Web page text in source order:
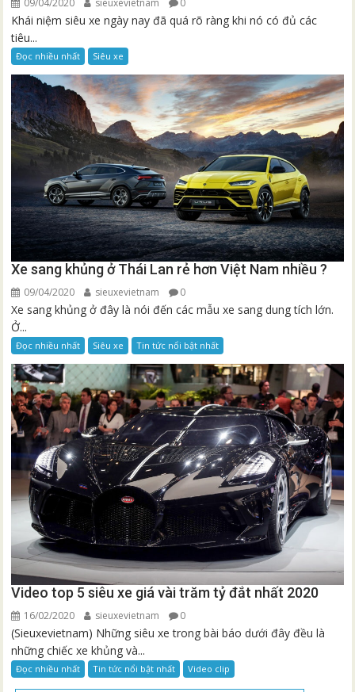
09/04/2020 sieuxevietnam 0
Khái niệm siêu xe ngày nay đã quá rõ ràng khi nó có đủ các
tiêu...
Đọc nhiều nhất Siêu xe
Xe sang khủng ở Thái Lan rẻ hơn Việt Nam nhiều ?
09/04/2020 sieuxevietnam 0
Xe sang khủng ở đây là nói đến các mẫu xe sang dung tích lớn.
Ở...
Đọc nhiều nhất Siêu xe Tin tức nổi bật nhất
Video top 5 siêu xe giá vài trăm tỷ đắt nhất 2020
16/02/2020 sieuxevietnam 0
(Sieuxevietnam) Những siêu xe trong bài báo dưới đây đều là
những chiếc xe khủng và...
Đọc nhiều nhất Tin tức nổi bật nhất Video clip